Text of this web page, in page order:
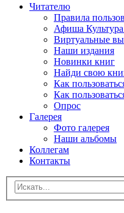
Читателю
Правила
Афиша
Виртуальные
Наши издания
Новинки книг
Найди свою
Как
Как
Опрос
Галерея
Фото галерея
Наши альбомы
Коллегам
Контакты